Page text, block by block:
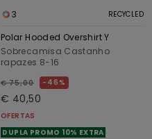
3 RECYCLED
Polar Hooded Overshirt Y
Sobrecamisa Castanho
rapazes 8-16
€ 75,00 46%
€ 40,50
OFERTAS
DUPLA PROMO 10% EXTRA